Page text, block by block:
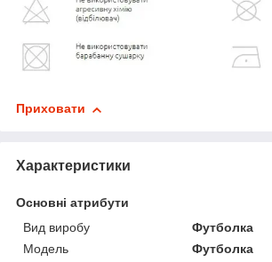
Приховати
Характеристики
Основні атрибути
Вид виробу
Футболка
Модель
Футболка